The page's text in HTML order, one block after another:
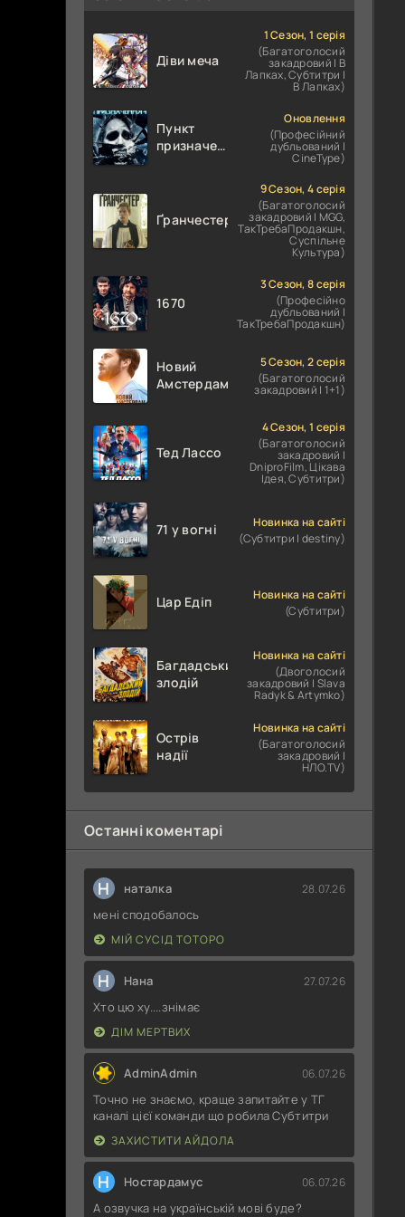
Діви меча
1 Сезон, 1 серія
(Багатоголосий
закадровий | В
Лапках, Субтитри |
В Лапках)
Пункт
призначення
Оновлення
(Професійний
дубльований |
CineType)
Ґранчестер
9 Сезон, 4 серія
(Багатоголосий
закадровий | MGG,
ТакТребаПродакшн,
Суспільне
Культура)
1670
3 Сезон, 8 серія
(Професійно
дубльований |
ТакТребаПродакшн)
Новий
Амстердам
5 Сезон, 2 серія
(Багатоголосий
закадровий | 1+1)
Тед Лассо
4 Сезон, 1 серія
(Багатоголосий
закадровий |
DniproFilm, Цікава
Ідея, Субтитри)
71 у вогні
Новинка на сайті
(Субтитри | destiny)
Цар Едіп
Новинка на сайті
(Субтитри)
Багдадський
злодій
Новинка на сайті
(Двоголосий
закадровий | Slava
Radyk & Artymko)
Острів
надії
Новинка на сайті
(Багатоголосий
закадровий |
НЛО.TV)
Останні коментарі
Н наталка 28.07.26
мені сподобалось
МІЙ СУСІД ТОТОРО
Н Нана 27.07.26
Хто цю ху....знімає
ДІМ МЕРТВИХ
AdminAdmin 06.07.26
Точно не знаємо, краще запитайте у ТГ
каналі цієї команди що робила Субтитри
ЗАХИСТИТИ АЙДОЛА
Н Ностардамус 06.07.26
А озвучка на українській мові буде?